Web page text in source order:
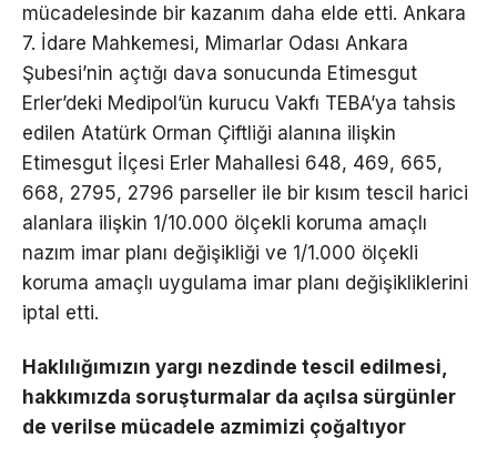
mücadelesinde bir kazanım daha elde etti. Ankara
7. İdare Mahkemesi, Mimarlar Odası Ankara
Şubesi’nin açtığı dava sonucunda Etimesgut
Erler’deki Medipol’ün kurucu Vakfı TEBA’ya tahsis
edilen Atatürk Orman Çiftliği alanına ilişkin
Etimesgut İlçesi Erler Mahallesi 648, 469, 665,
668, 2795, 2796 parseller ile bir kısım tescil harici
alanlara ilişkin 1/10.000 ölçekli koruma amaçlı
nazım imar planı değişikliği ve 1/1.000 ölçekli
koruma amaçlı uygulama imar planı değişikliklerini
iptal etti.
Haklılığımızın yargı nezdinde tescil edilmesi,
hakkımızda soruşturmalar da açılsa sürgünler
de verilse mücadele azmimizi çoğaltıyor